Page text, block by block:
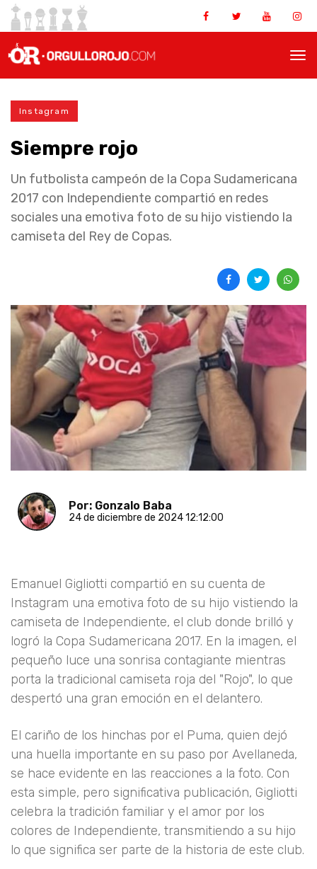
Instagram
Siempre rojo
Un futbolista campeón de la Copa Sudamericana
2017 con Independiente compartió en redes
sociales una emotiva foto de su hijo vistiendo la
camiseta del Rey de Copas.
Por: Gonzalo Baba
24 de diciembre de 2024 12:12:00
Emanuel Gigliotti compartió en su cuenta de
Instagram una emotiva foto de su hijo vistiendo la
camiseta de Independiente, el club donde brilló y
logró la Copa Sudamericana 2017. En la imagen, el
pequeño luce una sonrisa contagiante mientras
porta la tradicional camiseta roja del "Rojo", lo que
despertó una gran emoción en el delantero.
El cariño de los hinchas por el Puma, quien dejó
una huella importante en su paso por Avellaneda,
se hace evidente en las reacciones a la foto. Con
esta simple, pero significativa publicación, Gigliotti
celebra la tradición familiar y el amor por los
colores de Independiente, transmitiendo a su hijo
lo que significa ser parte de la historia de este club.